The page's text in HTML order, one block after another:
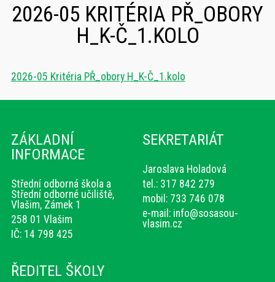
2026-05 KRITÉRIA PŘ_OBORY
H_K-Č_1.KOLO
2026-05 Kritéria PŘ_obory H_K-Č_1.kolo
ZÁKLADNÍ
INFORMACE
Střední odborná škola a
Střední odborné učiliště,
Vlašim, Zámek 1
258 01 Vlašim
IČ: 14 798 425
SEKRETARIÁT
Jaroslava Holadová
tel.: 317 842 279
mobil: 733 746 078
e-mail: info@sosasou-
vlasim.cz
ŘEDITEL ŠKOLY